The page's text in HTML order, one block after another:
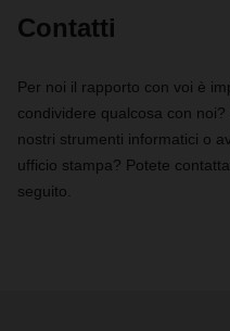
Contatti
Per noi il rapporto con voi è
condividere qualcosa con
nostri strumenti informatici o
ufficio stampa? Potete
seguito.